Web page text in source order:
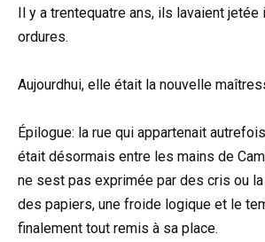
Il y a trentequatre ans, ils lavaient jetée
ordures.
Aujourdhui, elle était la nouvelle
Épilogue: la rue qui appartenait
était désormais entre les mains de
ne sest pas exprimée par des cris ou
des papiers, une froide logique et le
finalement tout remis à sa place.